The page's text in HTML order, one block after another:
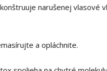
narušenej vlasové
a opláchnite.